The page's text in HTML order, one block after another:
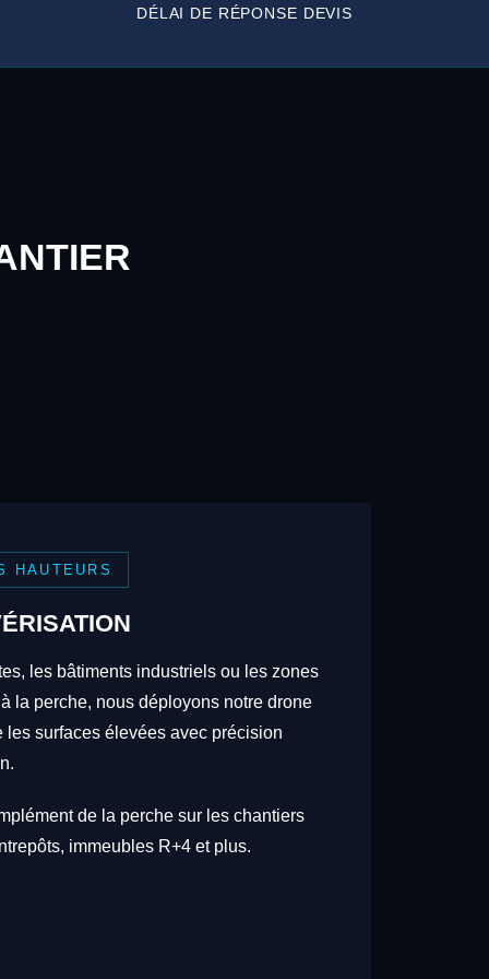
DÉLAI DE RÉPONSE DEVIS
HAUTEURS
les bâtiments industriels ou les zones
la perche, nous déployons notre drone
les surfaces élevées avec précision
de la perche sur les chantiers
immeubles R+4 et plus.